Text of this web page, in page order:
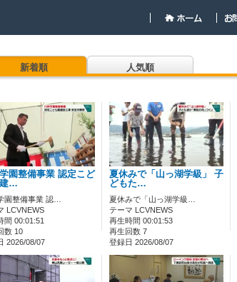
新着順 人気順
園整備事業 認定こど
建…
園整備事業 認…
LCVNEWS
間 00:01:51
数 10
2026/08/07
夏休みで「山っ湖学級」 子
どもた…
夏休みで「山っ湖学級…
テーマ LCVNEWS
再生時間 00:01:53
再生回数 7
登録日 2026/08/07